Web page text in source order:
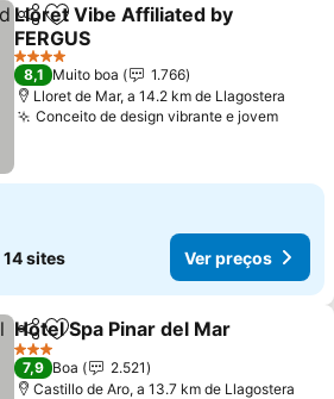
PartilharAdicionar aos favoritos
Lloret Vibe Affiliated by
FERGUS
Ver preços
4 Estrelas
8,1 Muito boa
1.766
Lloret de Mar, a 14.2 km de Llagostera
Conceito de design vibrante e jovemVer
14 sites Ver preços
PartilharAdicionar aos favoritos
Hotel Spa Pinar del Mar
3 Estrelas
7,9 Boa
2.521
Castillo de Aro, a 13.7 km de Llagostera